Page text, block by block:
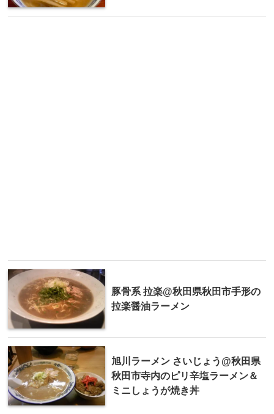
豚骨系 拉楽@秋田県秋田市手形の
拉楽醤油ラーメン
旭川ラーメン さいじょう@秋田県
秋田市寺内のピリ辛塩ラーメン＆
ミニしょうが焼き丼